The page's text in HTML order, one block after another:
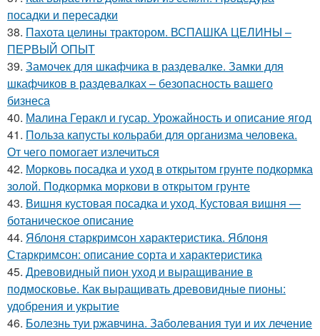
посадки и пересадки
38. Пахота целины трактором. ВСПАШКА ЦЕЛИНЫ –
ПЕРВЫЙ ОПЫТ
39. Замочек для шкафчика в раздевалке. Замки для
шкафчиков в раздевалках – безопасность вашего
бизнеса
40. Малина Геракл и гусар. Урожайность и описание ягод
41. Польза капусты кольраби для организма человека.
От чего помогает излечиться
42. Морковь посадка и уход в открытом грунте подкормка
золой. Подкормка моркови в открытом грунте
43. Вишня кустовая посадка и уход. Кустовая вишня —
ботаническое описание
44. Яблоня старкримсон характеристика. Яблоня
Старкримсон: описание сорта и характеристика
45. Древовидный пион уход и выращивание в
подмосковье. Как выращивать древовидные пионы:
удобрения и укрытие
46. Болезнь туи ржавчина. Заболевания туи и их лечение